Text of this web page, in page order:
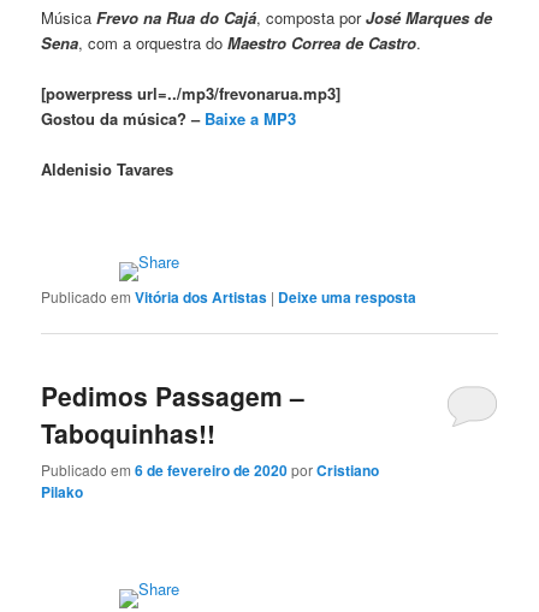
MúsicaFrevo na Rua do Cajá, composta porJosé Marques de
Sena, com a orquestra doMaestro Correa de Castro.
[powerpress url=../mp3/frevonarua.mp3]
Gostou da música? – Baixe a MP3
Aldenisio Tavares
Publicado em Vitória dos Artistas | Deixe uma resposta
Pedimos Passagem –
Taboquinhas!!
Publicado em6 de fevereiro de 2020porCristiano
Pilako